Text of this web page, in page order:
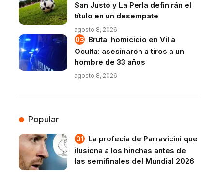
San Justo y La Perla definirán el
título en un desempate
agosto 8, 2026
Brutal homicidio en Villa
Oculta: asesinaron a tiros a un
hombre de 33 años
agosto 8, 2026
Popular
La profecía de Parravicini que
ilusiona a los hinchas antes de
las semifinales del Mundial 2026